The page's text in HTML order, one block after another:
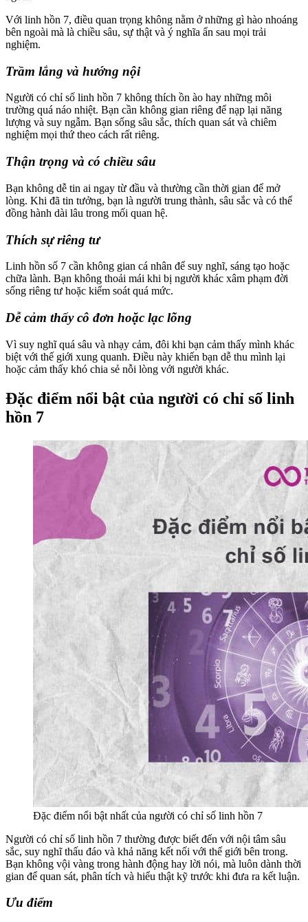
Với linh hồn 7, điều quan trọng không nằm ở những gì hào nhoáng
bên ngoài mà là chiều sâu, sự thật và ý nghĩa ẩn sau mọi trải
nghiệm.
Trầm lắng và hướng nội
Người có chỉ số linh hồn 7 không thích ồn ào hay những môi
trường quá náo nhiệt. Bạn cần không gian riêng để nạp lại năng
lượng và suy ngẫm. Bạn sống sâu sắc, thích quan sát và chiêm
nghiệm mọi thứ theo cách rất riêng.
Thận trọng và có chiều sâu
Bạn không dễ tin ai ngay từ đầu và thường cần thời gian để mở
lòng. Khi đã tin tưởng, bạn là người trung thành, sâu sắc và có thể
đồng hành dài lâu trong mối quan hệ.
Thích sự riêng tư
Linh hồn số 7 cần không gian cá nhân để suy nghĩ, sáng tạo hoặc
chữa lành. Bạn không thoải mái khi bị người khác xâm phạm đời
sống riêng tư hoặc kiểm soát quá mức.
Dễ cảm thấy cô đơn hoặc lạc lõng
Vì suy nghĩ quá sâu và nhạy cảm, đôi khi bạn cảm thấy mình khác
biệt với thế giới xung quanh. Điều này khiến bạn dễ thu mình lại
hoặc cảm thấy khó chia sẻ nỗi lòng với người khác.
Đặc điểm nổi bật của người có chỉ số linh
hồn 7
Đặc điểm nổi bật nhất của người có chỉ số linh hồn 7
Người có chỉ số linh hồn 7 thường được biết đến với nội tâm sâu
sắc, suy nghĩ thấu đáo và khả năng kết nối với thế giới bên trong.
Bạn không vội vàng trong hành động hay lời nói, mà luôn dành thời
gian để quan sát, phân tích và hiểu thật kỹ trước khi đưa ra kết luận.
Ưu điểm